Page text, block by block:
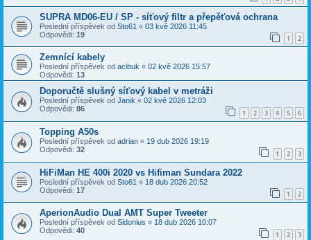
SUPRA MD06-EU / SP - síťový filtr a přepěťová ochrana
Poslední příspěvek od Sto61 « 03 kvě 2026 11:45
Odpovědi: 19 1 2
Zemnící kabely
Poslední příspěvek od acibuk « 02 kvě 2026 15:57
Odpovědi: 13
Doporučtě slušný síťový kabel v metráži
Poslední příspěvek od Janik « 02 kvě 2026 12:03
Odpovědi: 86 1 2 3 4 5 6
Topping A50s
Poslední příspěvek od adrian « 19 dub 2026 19:19
Odpovědi: 32 1 2 3
HiFiMan HE 400i 2020 vs Hifiman Sundara 2022
Poslední příspěvek od Sto61 « 18 dub 2026 20:52
Odpovědi: 17 1 2
AperionAudio Dual AMT Super Tweeter
Poslední příspěvek od Sidonius « 18 dub 2026 10:07
Odpovědi: 40 1 2 3